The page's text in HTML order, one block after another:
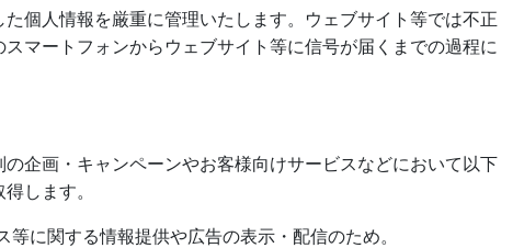
個人情報を厳重に管理いたします。ウェブサイト等では不正
マートフォンからウェブサイト等に信号が届くまでの過程に
企画・キャンペーンやお客様向けサービスなどにおいて以下
します。
に関する情報提供や広告の表示・配信のため。